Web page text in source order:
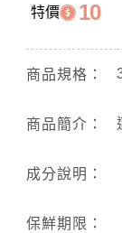
特價 10
商品規格：
商品簡介：
成分說明：
保鮮期限：